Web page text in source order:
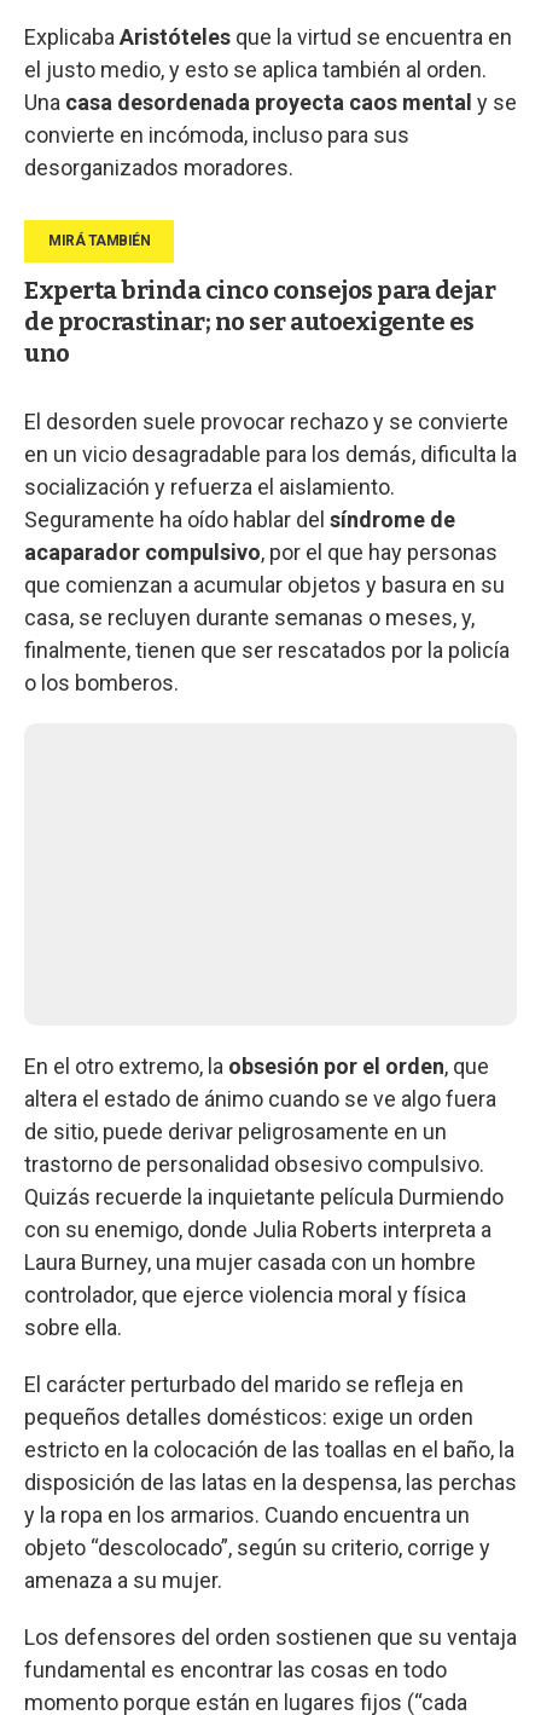
Explicaba Aristóteles que la virtud se encuentra en
el justo medio, y esto se aplica también al orden.
Una casa desordenada proyecta caos mental y se
convierte en incómoda, incluso para sus
desorganizados moradores.
Experta brinda cinco consejos para dejar
de procrastinar; no ser autoexigente es
uno
El desorden suele provocar rechazo y se convierte
en un vicio desagradable para los demás, dificulta la
socialización y refuerza el aislamiento.
Seguramente ha oído hablar del síndrome de
acaparador compulsivo, por el que hay personas
que comienzan a acumular objetos y basura en su
casa, se recluyen durante semanas o meses, y,
finalmente, tienen que ser rescatados por la policía
o los bomberos.
En el otro extremo, la obsesión por el orden, que
altera el estado de ánimo cuando se ve algo fuera
de sitio, puede derivar peligrosamente en un
trastorno de personalidad obsesivo compulsivo.
Quizás recuerde la inquietante película Durmiendo
con su enemigo, donde Julia Roberts interpreta a
Laura Burney, una mujer casada con un hombre
controlador, que ejerce violencia moral y física
sobre ella.
El carácter perturbado del marido se refleja en
pequeños detalles domésticos: exige un orden
estricto en la colocación de las toallas en el baño, la
disposición de las latas en la despensa, las perchas
y la ropa en los armarios. Cuando encuentra un
objeto “descolocado”, según su criterio, corrige y
amenaza a su mujer.
Los defensores del orden sostienen que su ventaja
fundamental es encontrar las cosas en todo
momento porque están en lugares fijos (“cada